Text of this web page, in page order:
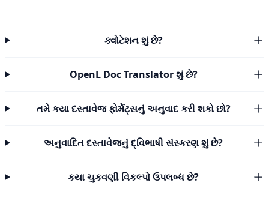
ક્વોટેશન શું છે?
OpenL Doc Translator શું છે?
તમે કયા દસ્તાવેજ ફોર્મેટ્સનું અનુવાદ કરી શકો છો?
અનુવાદિત દસ્તાવેજનું દ્વિભાષી સંસ્કરણ શું છે?
કયા ચુકવણી વિકલ્પો ઉપલબ્ધ છે?